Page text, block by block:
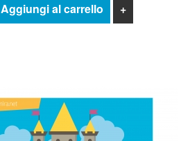
Aggiungi al carrello +